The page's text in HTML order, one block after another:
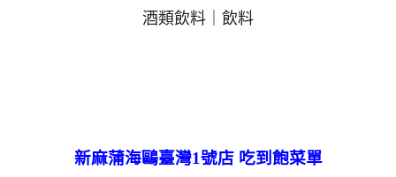
酒類飲料｜飲料
新麻蒲海鷗臺灣1號店 吃到飽菜單